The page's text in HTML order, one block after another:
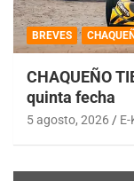
BREVES
CHAQUEÑO
quinta fecha
5 agosto, 2026